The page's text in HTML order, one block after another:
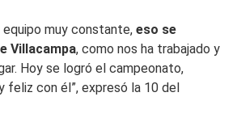
equipo muy constante, eso se
Villacampa, como nos ha trabajado y
Hoy se logró el campeonato,
feliz con él”, expresó la 10 del